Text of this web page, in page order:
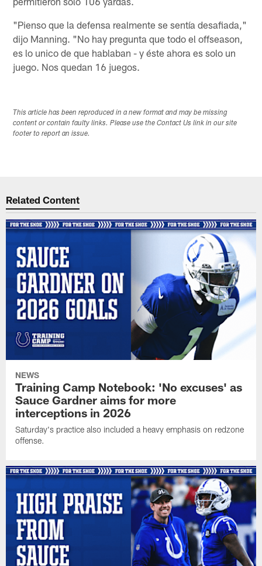
"Pienso que la defensa realmente se sentía desafiada,"
dijo Manning. "No hay pregunta que todo el offseason,
es lo unico de que hablaban - y éste ahora es solo un
juego. Nos quedan 16 juegos.
This article has been reproduced in a new format and may be missing
content or contain faulty links. Please use the Contact Us link in our site
footer to report an issue.
Related Content
NEWS
Training Camp Notebook: 'No excuses' as
Sauce Gardner aims for more
interceptions in 2026
Saturday's practice also included a heavy emphasis on redzone
offense.